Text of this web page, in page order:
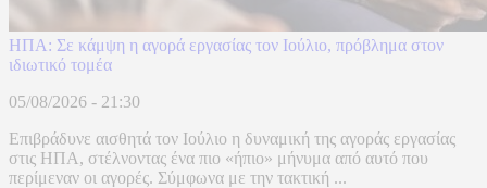
ΗΠΑ: Σε κάμψη η αγορά εργασίας τον Ιούλιο, πρόβλημα στον
ιδιωτικό τομέα
05/08/2026 - 21:30
Επιβράδυνε αισθητά τον Ιούλιο η δυναμική της αγοράς εργασίας
στις ΗΠΑ, στέλνοντας ένα πιο «ήπιο» μήνυμα από αυτό που
περίμεναν οι αγορές. Σύμφωνα με την τακτική ...